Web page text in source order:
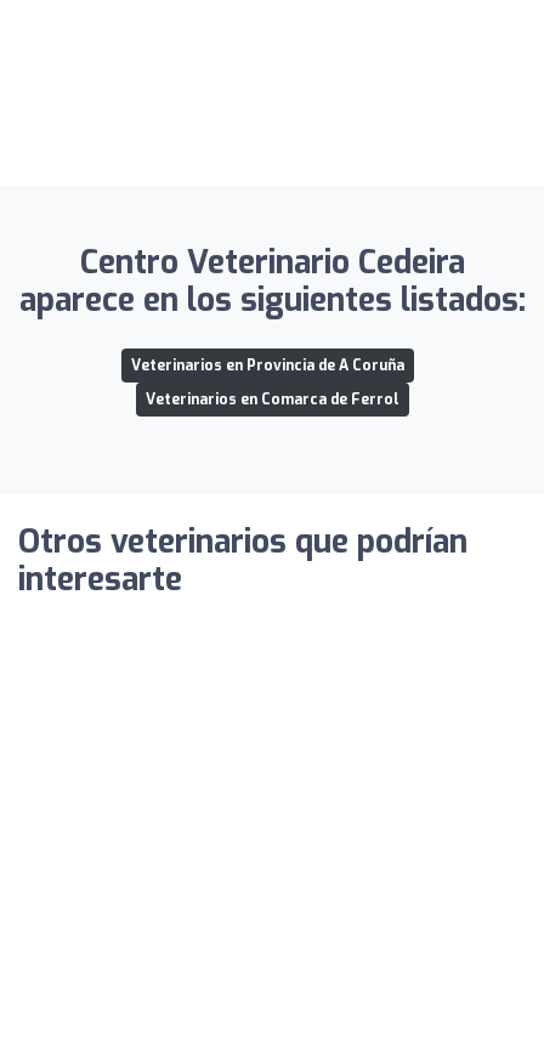
Centro Veterinario Cedeira
aparece en los siguientes listados:
Veterinarios en Provincia de A Coruña
Veterinarios en Comarca de Ferrol
Otros veterinarios que podrían
interesarte